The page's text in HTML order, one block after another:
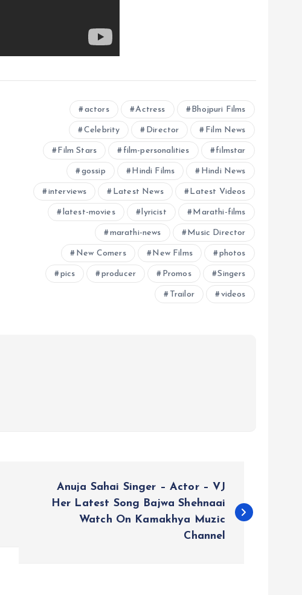
actors Actress Bhojpuri Films
Celebrity Director Film News
Film Stars film-personalities filmstar
gossip Hindi Films Hindi News
interviews Latest News Latest Videos
latest-movies lyricist Marathi-films
marathi-news Music Director
New Comers New Films photos
pics producer Promos Singers
Trailor videos
Anuja Sahai Singer – Actor – VJ
Her Latest Song Bajwa Shehnaai
Watch On Kamakhya Muzic
Channel